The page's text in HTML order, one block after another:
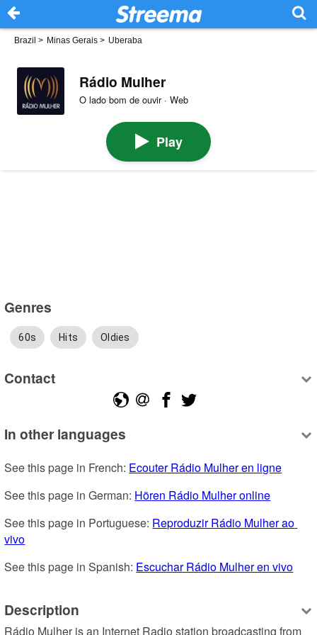
Brazil > Minas Gerais > Uberaba
Rádio Mulher
O lado bom de ouvir · Web
Play
Genres
60s Hits Oldies
Contact
In other languages
See this page in French: Ecouter Rádio Mulher en ligne
See this page in German: Hören Rádio Mulher online
See this page in Portuguese: Reproduzir Rádio Mulher ao
vivo
See this page in Spanish: Escuchar Rádio Mulher en vivo
Description
Rádio Mulher is an Internet Radio station broadcasting from